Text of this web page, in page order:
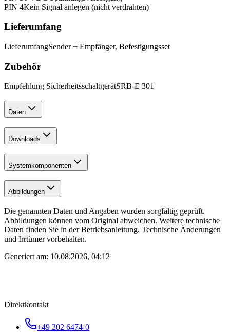
PIN 4Kein Signal anlegen (nicht verdrahten)
Lieferumfang
LieferumfangSender + Empfänger, Befestigungsset
Zubehör
Empfehlung SicherheitsschaltgerätSRB-E 301
Daten
Downloads
Systemkomponenten
Abbildungen
Die genannten Daten und Angaben wurden sorgfältig geprüft.
Abbildungen können vom Original abweichen. Weitere technische
Daten finden Sie in der Betriebsanleitung. Technische Änderungen
und Irrtümer vorbehalten.
Generiert am: 10.08.2026, 04:12
Direktkontakt
+49 202 6474-0